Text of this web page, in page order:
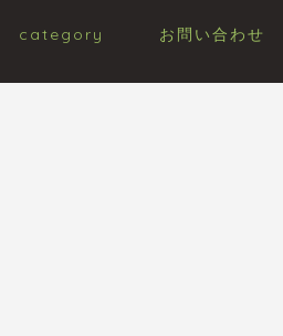
category お問い合わせ